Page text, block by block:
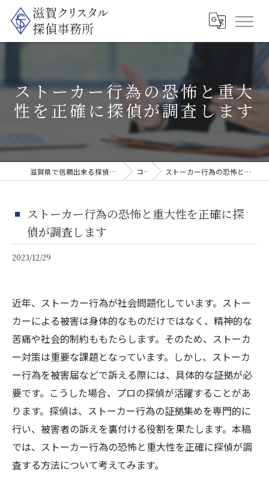
ストーカー行為の恐怖と重大
性を正確に探偵が調査します
滋賀県で信頼出来る探偵なら滋賀クリスタル探偵事務所 コラム ストーカー行為の恐怖と重大性を正確に探偵が調査します
ストーカー行為の恐怖と重大性を正確に探
偵が調査します
2023/12/29
近年、ストーカー行為が社会問題化しています。ストー
カーによる被害は身体的なものだけではなく、精神的な
苦痛や社会的制約ももたらします。そのため、ストーカ
ー対策は重要な課題となっています。しかし、ストーカ
ー行為を被害届などで訴える際には、具体的な証拠が必
要です。こうした場合、プロの探偵が活躍することがあ
ります。探偵は、ストーカー行為の証拠集めを専門的に
行い、被害者の訴えを裏付ける役割を果たします。本稿
では、ストーカー行為の恐怖と重大性を正確に探偵が調
査する方法について考えてみます。